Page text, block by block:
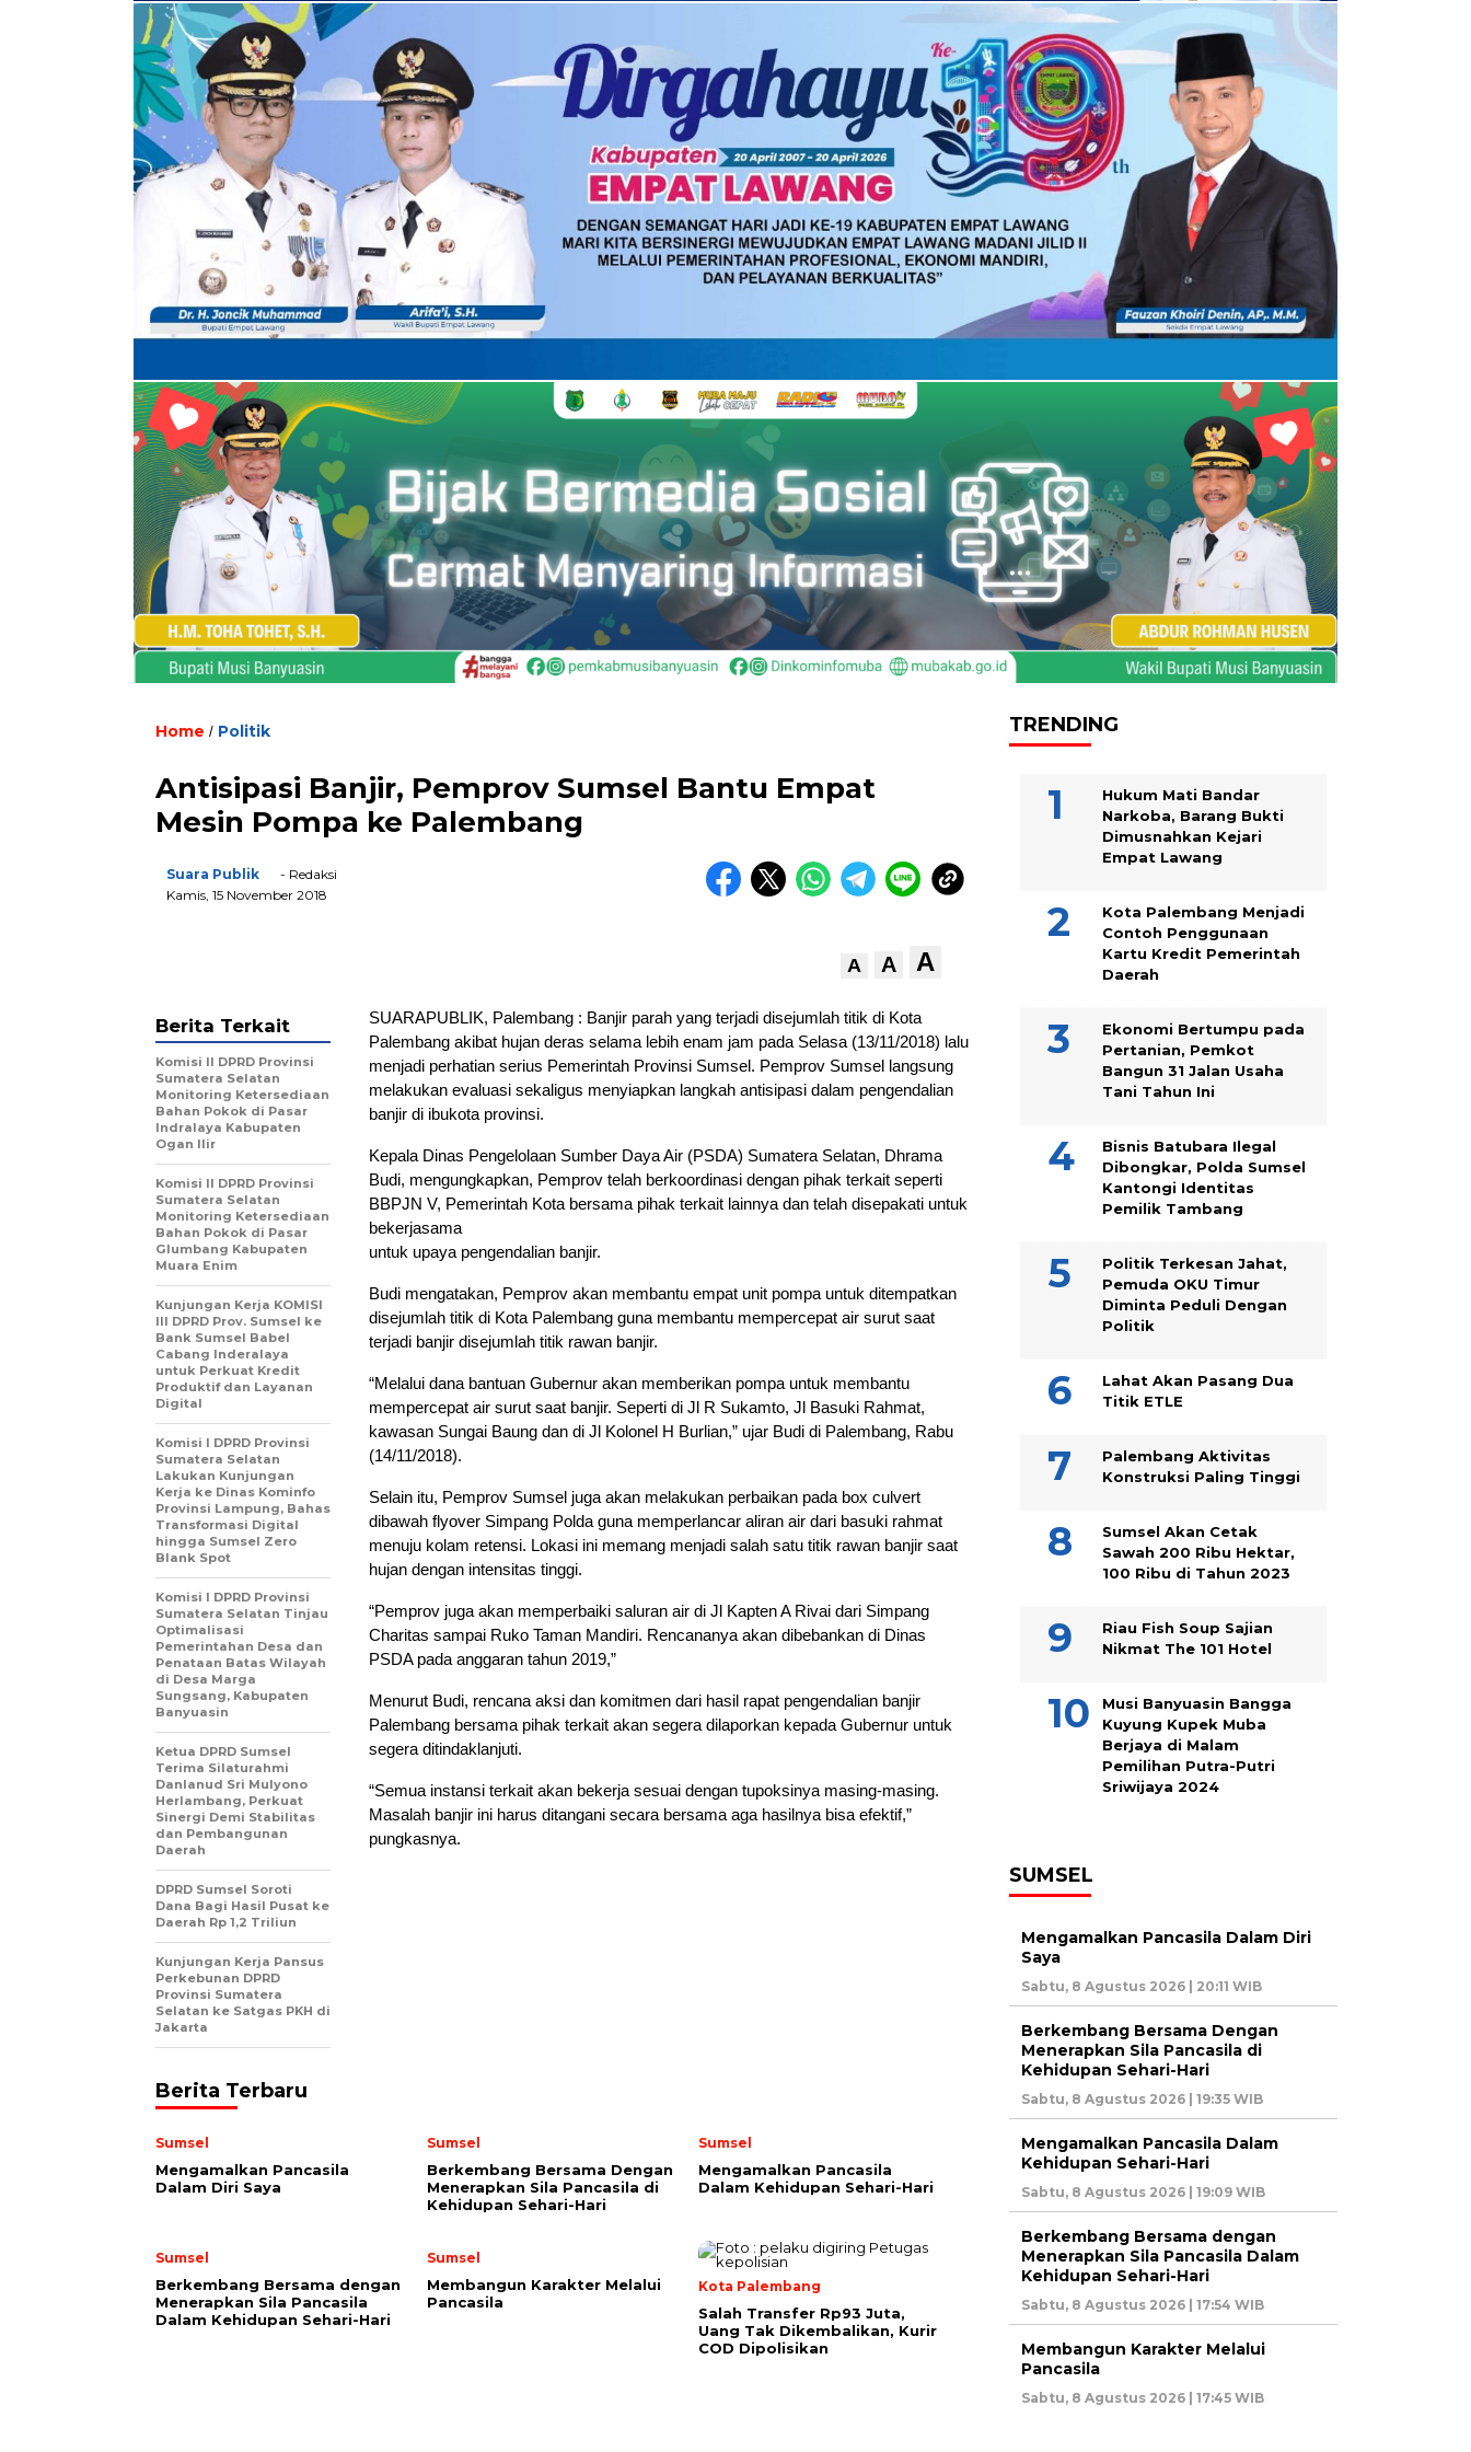
Home / Politik
Antisipasi Banjir, Pemprov Sumsel Bantu Empat
Mesin Pompa ke Palembang
Suara Publik
- Redaksi
Kamis, 15 November 2018
A A A
SUARAPUBLIK, Palembang : Banjir parah yang terjadi disejumlah titik di Kota
Palembang akibat hujan deras selama lebih enam jam pada Selasa (13/11/2018) lalu
menjadi perhatian serius Pemerintah Provinsi Sumsel. Pemprov Sumsel langsung
melakukan evaluasi sekaligus menyiapkan langkah antisipasi dalam pengendalian
banjir di ibukota provinsi.
Kepala Dinas Pengelolaan Sumber Daya Air (PSDA) Sumatera Selatan, Dhrama
Budi, mengungkapkan, Pemprov telah berkoordinasi dengan pihak terkait seperti
BBPJN V, Pemerintah Kota bersama pihak terkait lainnya dan telah disepakati untuk
bekerjasama
untuk upaya pengendalian banjir.
Budi mengatakan, Pemprov akan membantu empat unit pompa untuk ditempatkan
disejumlah titik di Kota Palembang guna membantu mempercepat air surut saat
terjadi banjir disejumlah titik rawan banjir.
“Melalui dana bantuan Gubernur akan memberikan pompa untuk membantu
mempercepat air surut saat banjir. Seperti di Jl R Sukamto, Jl Basuki Rahmat,
kawasan Sungai Baung dan di Jl Kolonel H Burlian,” ujar Budi di Palembang, Rabu
(14/11/2018).
Selain itu, Pemprov Sumsel juga akan melakukan perbaikan pada box culvert
dibawah flyover Simpang Polda guna memperlancar aliran air dari basuki rahmat
menuju kolam retensi. Lokasi ini memang menjadi salah satu titik rawan banjir saat
hujan dengan intensitas tinggi.
“Pemprov juga akan memperbaiki saluran air di Jl Kapten A Rivai dari Simpang
Charitas sampai Ruko Taman Mandiri. Rencananya akan dibebankan di Dinas
PSDA pada anggaran tahun 2019,”
Menurut Budi, rencana aksi dan komitmen dari hasil rapat pengendalian banjir
Palembang bersama pihak terkait akan segera dilaporkan kepada Gubernur untuk
segera ditindaklanjuti.
“Semua instansi terkait akan bekerja sesuai dengan tupoksinya masing-masing.
Masalah banjir ini harus ditangani secara bersama aga hasilnya bisa efektif,”
pungkasnya.
Berita Terkait
Komisi II DPRD Provinsi
Sumatera Selatan
Monitoring Ketersediaan
Bahan Pokok di Pasar
Indralaya Kabupaten
Ogan Ilir
Komisi II DPRD Provinsi
Sumatera Selatan
Monitoring Ketersediaan
Bahan Pokok di Pasar
Glumbang Kabupaten
Muara Enim
Kunjungan Kerja KOMISI
III DPRD Prov. Sumsel ke
Bank Sumsel Babel
Cabang Inderalaya
untuk Perkuat Kredit
Produktif dan Layanan
Digital
Komisi I DPRD Provinsi
Sumatera Selatan
Lakukan Kunjungan
Kerja ke Dinas Kominfo
Provinsi Lampung, Bahas
Transformasi Digital
hingga Sumsel Zero
Blank Spot
Komisi I DPRD Provinsi
Sumatera Selatan Tinjau
Optimalisasi
Pemerintahan Desa dan
Penataan Batas Wilayah
di Desa Marga
Sungsang, Kabupaten
Banyuasin
Ketua DPRD Sumsel
Terima Silaturahmi
Danlanud Sri Mulyono
Herlambang, Perkuat
Sinergi Demi Stabilitas
dan Pembangunan
Daerah
DPRD Sumsel Soroti
Dana Bagi Hasil Pusat ke
Daerah Rp 1,2 Triliun
Kunjungan Kerja Pansus
Perkebunan DPRD
Provinsi Sumatera
Selatan ke Satgas PKH di
Jakarta
Berita Terbaru
Sumsel
Mengamalkan Pancasila
Dalam Diri Saya
Sumsel
Berkembang Bersama Dengan
Menerapkan Sila Pancasila di
Kehidupan Sehari-Hari
Sumsel
Mengamalkan Pancasila
Dalam Kehidupan Sehari-Hari
Sumsel
Berkembang Bersama dengan
Menerapkan Sila Pancasila
Dalam Kehidupan Sehari-Hari
Sumsel
Membangun Karakter Melalui
Pancasila
Kota Palembang
Salah Transfer Rp93 Juta,
Uang Tak Dikembalikan, Kurir
COD Dipolisikan
TRENDING
Hukum Mati Bandar
Narkoba, Barang Bukti
Dimusnahkan Kejari
Empat Lawang
Kota Palembang Menjadi
Contoh Penggunaan
Kartu Kredit Pemerintah
Daerah
Ekonomi Bertumpu pada
Pertanian, Pemkot
Bangun 31 Jalan Usaha
Tani Tahun Ini
Bisnis Batubara Ilegal
Dibongkar, Polda Sumsel
Kantongi Identitas
Pemilik Tambang
Politik Terkesan Jahat,
Pemuda OKU Timur
Diminta Peduli Dengan
Politik
Lahat Akan Pasang Dua
Titik ETLE
Palembang Aktivitas
Konstruksi Paling Tinggi
Sumsel Akan Cetak
Sawah 200 Ribu Hektar,
100 Ribu di Tahun 2023
Riau Fish Soup Sajian
Nikmat The 101 Hotel
Musi Banyuasin Bangga
Kuyung Kupek Muba
Berjaya di Malam
Pemilihan Putra-Putri
Sriwijaya 2024
SUMSEL
Mengamalkan Pancasila Dalam Diri
Saya
Sabtu, 8 Agustus 2026 | 20:11 WIB
Berkembang Bersama Dengan
Menerapkan Sila Pancasila di
Kehidupan Sehari-Hari
Sabtu, 8 Agustus 2026 | 19:35 WIB
Mengamalkan Pancasila Dalam
Kehidupan Sehari-Hari
Sabtu, 8 Agustus 2026 | 19:09 WIB
Berkembang Bersama dengan
Menerapkan Sila Pancasila Dalam
Kehidupan Sehari-Hari
Sabtu, 8 Agustus 2026 | 17:54 WIB
Membangun Karakter Melalui
Pancasila
Sabtu, 8 Agustus 2026 | 17:45 WIB